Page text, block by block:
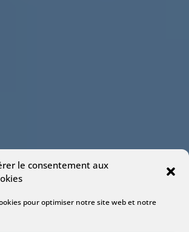
le consentement aux
pour optimiser notre site web et notre